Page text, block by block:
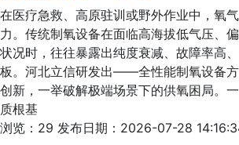
在医疗急救、高原驻训或野外作业中，氧
力。传统制氧设备在面临高海拔低气压、
状况时，往往暴露出纯度衰减、故障率高
板。河北立信研发出——全性能制氧设备方
创新，一举破解极端场景下的供氧困局。
质根基
浏览：29 发布日期：2026-07-28